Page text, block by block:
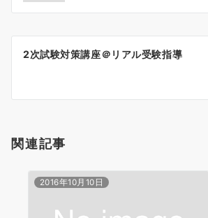
ン
2次試験対策講座＠リアル受験指導
関連記事
2016年10月10日